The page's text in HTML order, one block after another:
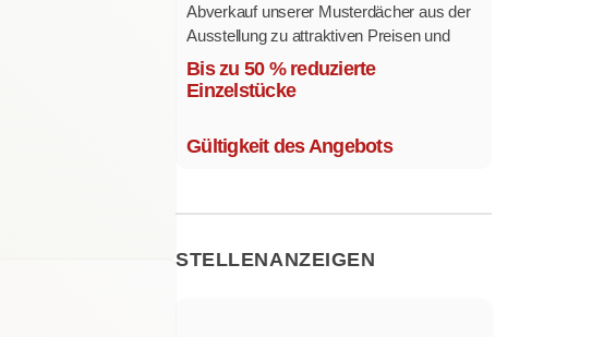
Abverkauf unserer Musterdächer aus der
Ausstellung zu attraktiven Preisen und
sofort verfügbar.
Mehrere Modelle in verschiedenen
Bis zu 50 % reduzierte
Einzelstücke
Gültigkeit des Angebots
STELLENANZEIGEN